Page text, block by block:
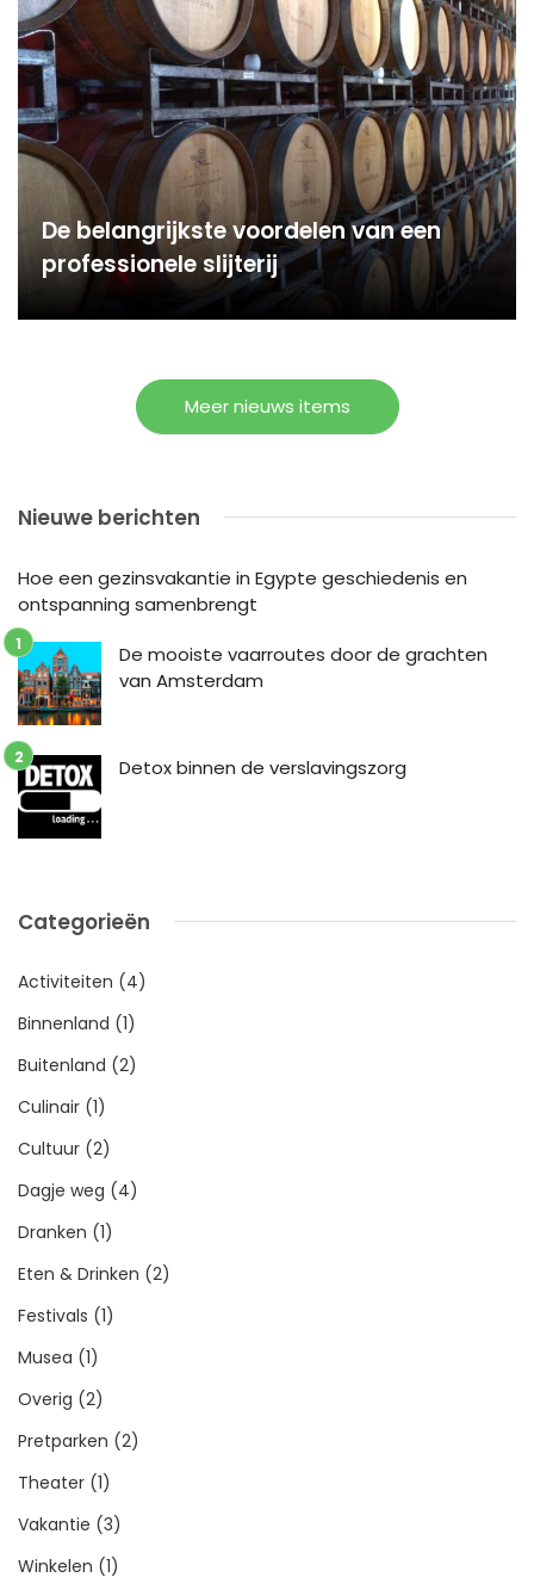
De belangrijkste voordelen van een
professionele slijterij
Meer nieuws items
Nieuwe berichten
Hoe een gezinsvakantie in Egypte geschiedenis en
ontspanning samenbrengt
De mooiste vaarroutes door de grachten
van Amsterdam
Detox binnen de verslavingszorg
Categorieën
Activiteiten (4)
Binnenland (1)
Buitenland (2)
Culinair (1)
Cultuur (2)
Dagje weg (4)
Dranken (1)
Eten & Drinken (2)
Festivals (1)
Musea (1)
Overig (2)
Pretparken (2)
Theater (1)
Vakantie (3)
Winkelen (1)